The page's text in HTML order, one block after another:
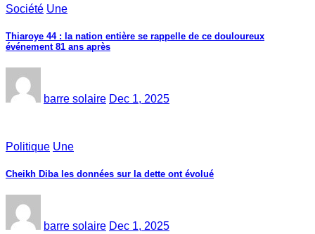
Société Une
Thiaroye 44 : la nation entière se rappelle de ce douloureux
événement 81 ans après
barre solaire Dec 1, 2025
Politique Une
Cheikh Diba les données sur la dette ont évolué
barre solaire Dec 1, 2025